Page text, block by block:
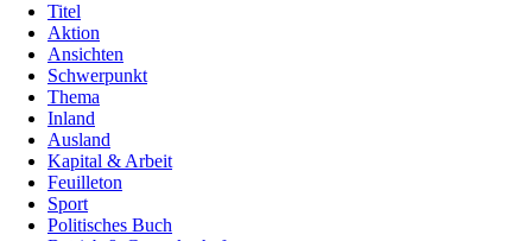
Titel
Aktion
Ansichten
Schwerpunkt
Thema
Inland
Ausland
Kapital & Arbeit
Feuilleton
Sport
Politisches Buch